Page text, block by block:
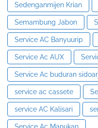
Sedenganmijen Krian
Semambung Jabon
Service AC Banyuurip
Service Ac AUX
Service Ac buduran
service ac cassete
service AC Kalisari